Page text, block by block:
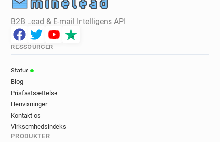
B2B Lead & E-mail Intelligens API
RESSOURCER
Status
Blog
Prisfastsættelse
Henvisninger
Kontakt os
Virksomhedsindeks
PRODUKTER